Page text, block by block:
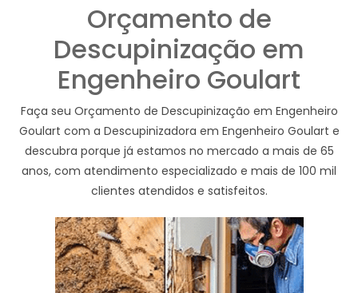
Orçamento de
Descupinização em
Engenheiro Goulart
Faça seu Orçamento de Descupinização em Engenheiro
Goulart com a Descupinizadora em Engenheiro Goulart e
descubra porque já estamos no mercado a mais de 65
anos, com atendimento especializado e mais de 100 mil
clientes atendidos e satisfeitos.